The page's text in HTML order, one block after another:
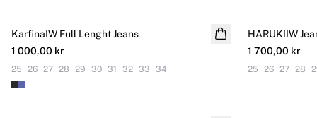
NYHET
KarfinaIW Full Lenght Jeans
1 000,00 kr
25 26 27 28 29 30 31 32 33 34
NYHET
HARUKIIW
1 700,00 kr
25 26 27 28